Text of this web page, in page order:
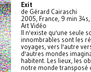
Exit
de Gérard Cairaschi
2005, France, 9 min 34s,
Art Vidéo
Il n'existe qu'une seule
innombrables sont les
voyages, vers l'autre
d'autres mondes
habitent. Les lieux, les
notre monde transposé